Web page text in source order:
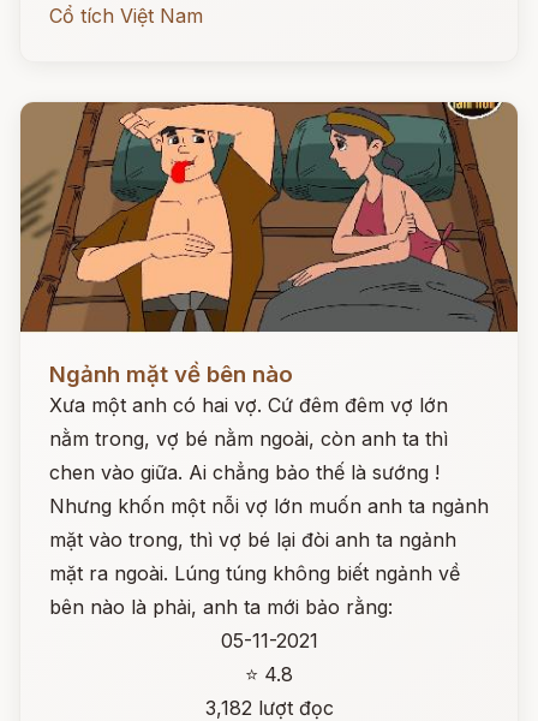
Cổ tích Việt Nam
Ngảnh mặt về bên nào
Xưa một anh có hai vợ. Cứ đêm đêm vợ lớn
nằm trong, vợ bé nằm ngoài, còn anh ta thì
chen vào giữa. Ai chẳng bảo thế là sướng !
Nhưng khốn một nỗi vợ lớn muốn anh ta ngảnh
mặt vào trong, thì vợ bé lại đòi anh ta ngảnh
mặt ra ngoài. Lúng túng không biết ngảnh về
bên nào là phải, anh ta mới bảo rằng:
05-11-2021
⭐ 4.8
3,182 lượt đọc